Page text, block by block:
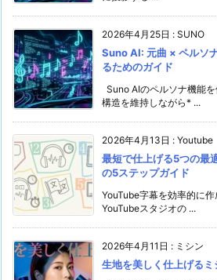
2026年4月25日 : SUNO
Suno AI: 元曲 × ペルソ
るためのガイド
Suno AIのペルソナ機能
構造を維持しながら* ...
2026年4月13日 : Youtube
最短で仕上げる5つの最
の5ステップガイド
YouTube字幕を効率的に
YouTubeスタジオの ...
2026年4月11日 : ミシン
生地を美しく仕上げる